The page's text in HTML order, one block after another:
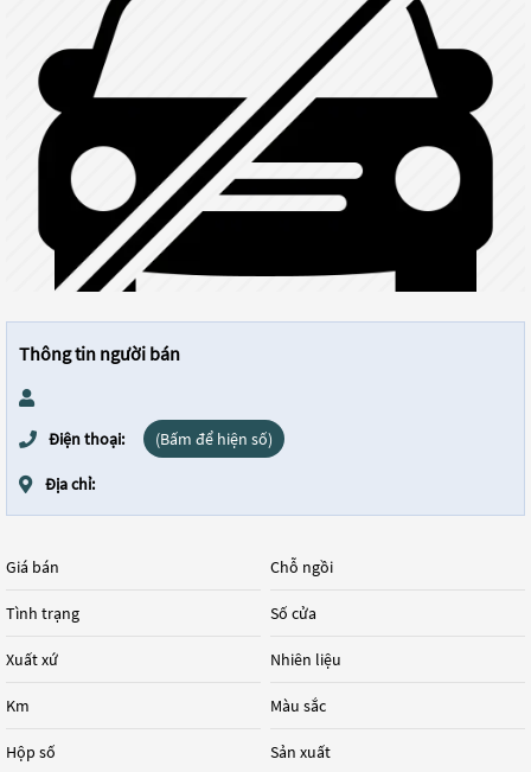
Thông tin người bán
Điện thoại: (Bấm để hiện số)
Địa chỉ:
Giá bán
Tình trạng
Xuất xứ
Km
Hộp số
Chỗ ngồi
Số cửa
Nhiên liệu
Màu sắc
Sản xuất